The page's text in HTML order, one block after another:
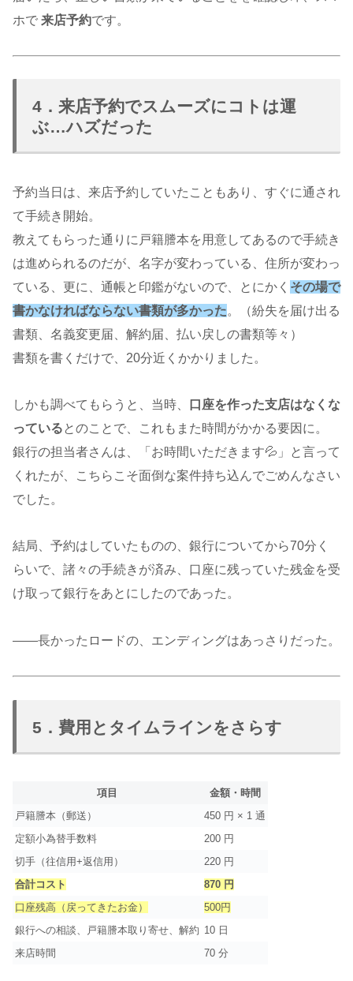
ホで 来店予約です。
4．来店予約でスムーズにコトは運
ぶ…ハズだった
予約当日は、来店予約していたこともあり、すぐに通され
て手続き開始。
教えてもらった通りに戸籍謄本を用意してあるので手続き
は進められるのだが、名字が変わっている、住所が変わっ
ている、更に、通帳と印鑑がないので、とにかく その場で
書かなければならない書類が多かった。（紛失を届け出る
書類、名義変更届、解約届、払い戻しの書類等々）
書類を書くだけで、20分近くかかりました。
しかも調べてもらうと、当時、
口座を作った支店はなくな
っている とのことで、これもまた時間がかかる要因に。
銀行の担当者さんは、「お時間いただきます💦」と言って
くれたが、こちらこそ面倒な案件持ち込んでごめんなさい
でした。
結局、予約はしていたものの、銀行についてから70分く
らいで、諸々の手続きが済み、口座に残っていた残金を受
け取って銀行をあとにしたのであった。
——長かったロードの、エンディングはあっさりだった。
5．費用とタイムラインをさらす
項目
金額・時間
戸籍謄本（郵送）
450 円 × 1 通
定額小為替手数料
200 円
切手（往信用+返信用）
220 円
合計コスト
870 円
口座残高（戻ってきたお金）
500円
銀行への相談、戸籍謄本取り寄せ、解約 10 日
来店時間
70 分